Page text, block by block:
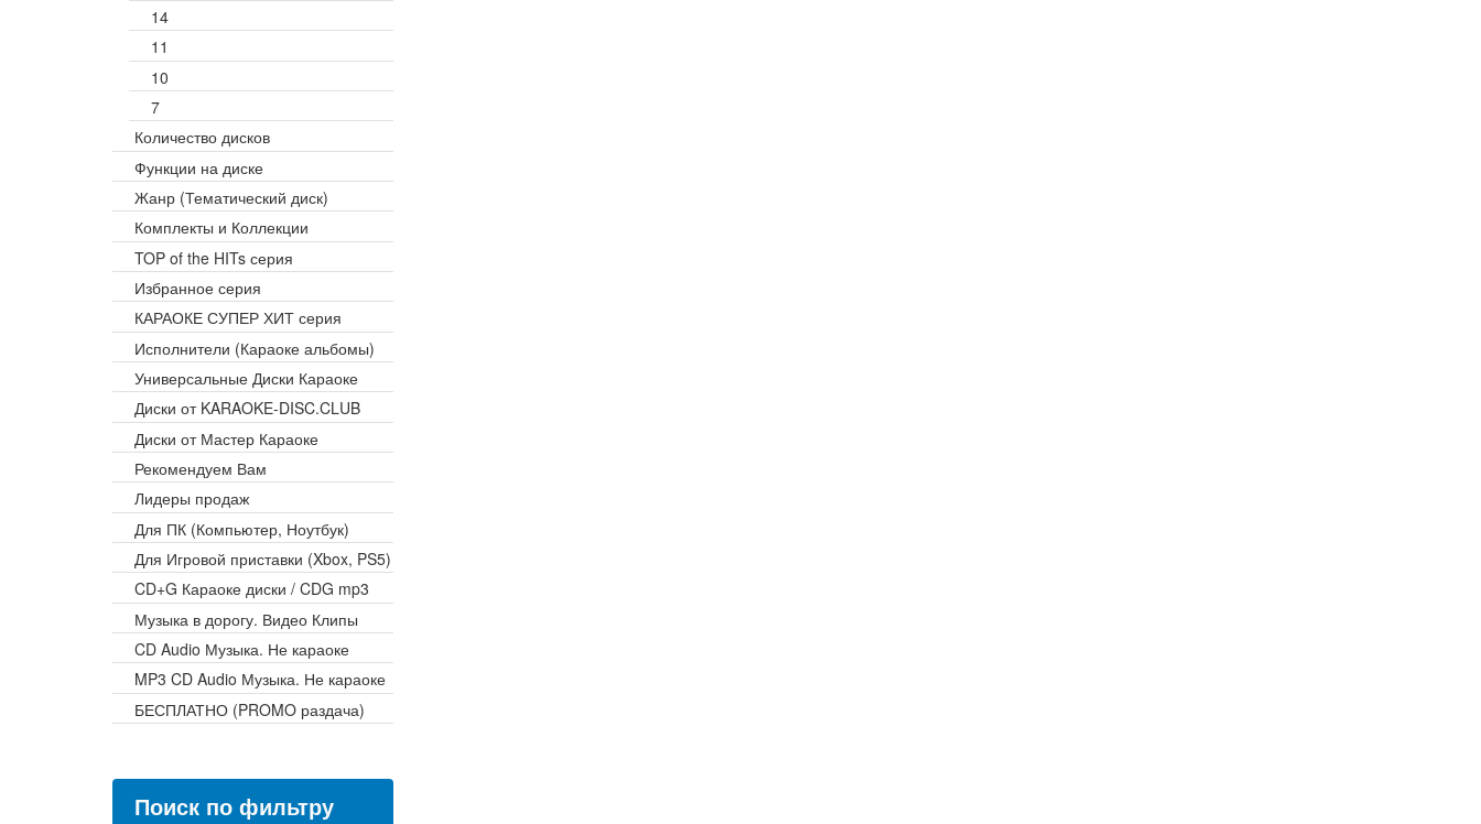
14
11
10
7
Количество дисков
Функции на диске
Жанр (Тематический диск)
Комплекты и Коллекции
TOP of the HITs серия
Избранное серия
КАРАОКЕ СУПЕР ХИТ серия
Исполнители (Караоке альбомы)
Универсальные Диски Караоке
Диски от KARAOKE-DISC.CLUB
Диски от Мастер Караоке
Рекомендуем Вам
Лидеры продаж
Для ПК (Компьютер, Ноутбук)
Для Игровой приставки (Xbox, PS5)
CD+G Караоке диски / CDG mp3
Музыка в дорогу. Видео Клипы
CD Audio Музыка. Не караоке
MP3 CD Audio Музыка. Не караоке
БЕСПЛАТНО (PROMO раздача)
Поиск по фильтру